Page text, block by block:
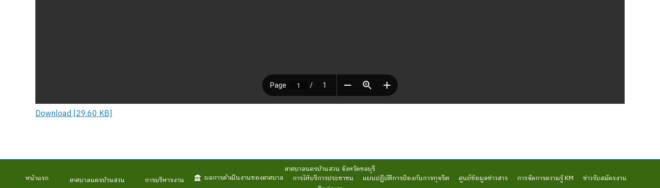
Download [29.60 KB]
เทศบาลนครบ้านสวน จังหวัดชลบุรี
หน้าแรก
เทศบาลนครบ้านสวน การบริหารงาน ผลการดำเนินงานของเทศบาล การให้บริการประชาชน แผนปฏิบัติการป้องกันการทุจริต ศูนย์ข้อมูลข่าวสาร การจัดการความรู้ KM
ข่าวรับสมัครงาน